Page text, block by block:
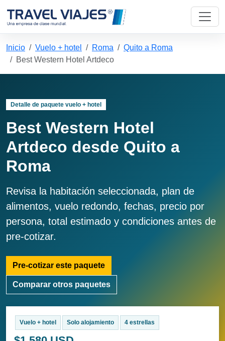
Inicio Vuelo + hotel Roma
Quito a Roma
Best Western Hotel Artdeco
Detalle de paquete vuelo + hotel
Best Western Hotel
Artdeco desde Quito a
Roma
Revisa la habitación seleccionada, plan de
alimentos, vuelo redondo, fechas, precio por
persona, total estimado y condiciones antes de
pre-cotizar.
Pre-cotizar este paquete
Comparar otros paquetes
Vuelo + hotel Solo alojamiento 4 estrellas